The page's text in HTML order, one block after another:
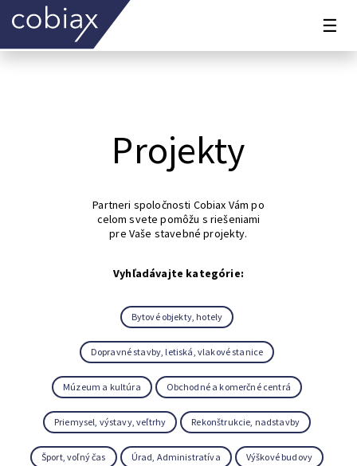
☰
Projekty
Partneri spoločnosti Cobiax Vám po
celom svete pomôžu s riešeniami
pre Vaše stavebné projekty.
Vyhľadávajte kategórie:
Bytové objekty, hotely
Dopravné stavby, letiská, vlakové stanice
Múzeum a kultúra Obchodné a komerčné centrá
Priemysel, výstavy, veľtrhy Rekonštrukcie, nadstavby
Šport, voľný čas Úrad, Administratíva Výškové budovy